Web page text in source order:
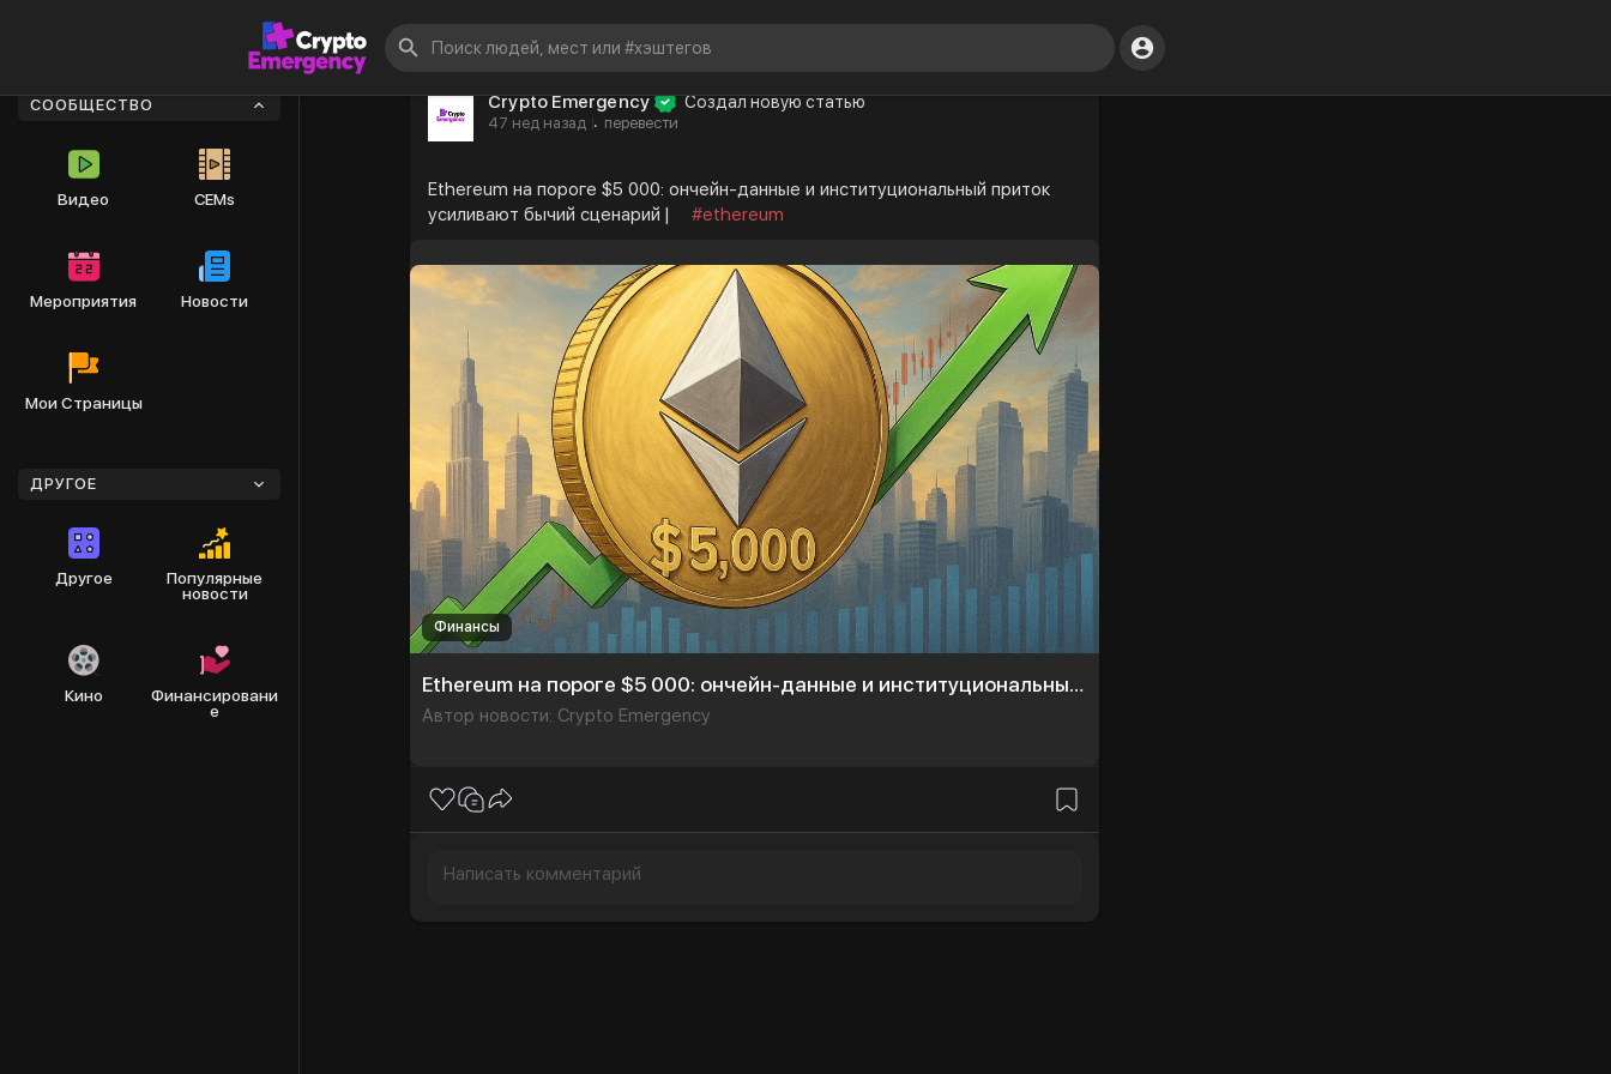
СООБЩЕСТВО
Видео CEMs
Мероприятия Новости
Мои Страницы
ДРУГОЕ
Другое
Популярные
новости
Кино
Финансировани
е
Crypto Emergency Создал новую статью
47 нед назад · перевести
Ethereum на пороге $5 000: ончейн-данные и институциональный приток
усиливают бычий сценарий |
#ethereum
Финансы
Ethereum на пороге $5 000: ончейн-данные и институциональный приток усиливают бычий сценарий
Автор новости: Crypto Emergency